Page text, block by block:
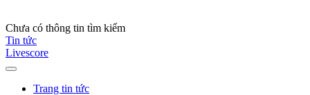
Chưa có thông tin tìm kiếm
Tin tức
Livescore
Trang tin tức